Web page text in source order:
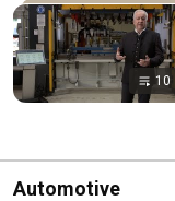
10
Automotive